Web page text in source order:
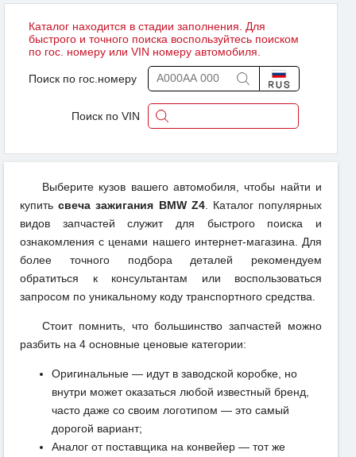
Каталог находится в стадии заполнения. Для
быстрого и точного поиска воспользуйтесь поиском
по гос. номеру или VIN номеру автомобиля.
Поиск по гос.номеру
Поиск по VIN
Выберите кузов вашего автомобиля, чтобы найти и
купитьсвеча зажигания BMW Z4. Каталог популярных
видов запчастей служит для быстрого поиска и
ознакомления с ценами нашего интернет-магазина. Для
более точного подбора деталей рекомендуем
обратиться к консультантам или воспользоваться
запросом по уникальному коду транспортного средства.
Стоит помнить, что большинство запчастей можно
разбить на 4 основные ценовые категории:
Оригинальные — идут в заводской коробке, но
внутри может оказаться любой известный бренд,
часто даже со своим логотипом — это самый
дорогой вариант;
Аналог от поставщика на конвейер — тот же